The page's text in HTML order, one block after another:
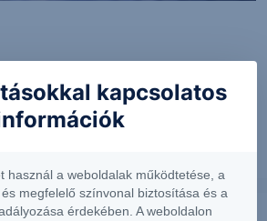
az épületek falai
kapcsolatos
használ a weboldalak működtetése, a
megfelelő színvonal biztosítása és a
érdekében. A weboldalon